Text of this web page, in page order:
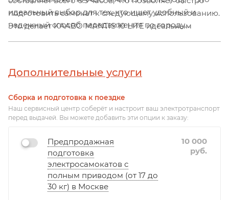
подготовить самокат к следующему использованию.
Это делает KAABO MANTIS 10 LITE идеальным
идеальный выбор для тех, кто ищет удобный и
надежный способ передвижения по городу.
Дополнительные услуги
Сборка и подготовка к поездке
Наш сервисный центр соберёт и настроит ваш электротранспорт
перед выдачей. Вы можете добавить эти опции к заказу:
Предпродажная
подготовка
электросамокатов с
полным приводом (от 17 до
30 кг) в Москве
10 000
руб.